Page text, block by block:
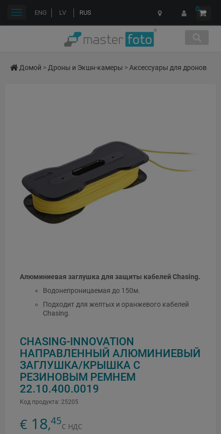
ENG LV RUS 0
Переключить
Домой >Дроны и Экшн-камеры >Аксессуары для дронов
Алюминиевая заглушка для защиты кабелей Chasing.
Водонепроницаемая до 150м.
Подходит для желтых и оранжевого кабелей
Chasing.
CHASING-INNOVATION
НАПРАВЛЕННЫЙ АЛЮМИНИЕВЫЙ
ЗАГЛУШКА/КРЫШКА С
РЕЗИНОВЫМ РЕМНЕМ
22.10.400.0019
Код продукта: 25205
€ 18,45С НДС